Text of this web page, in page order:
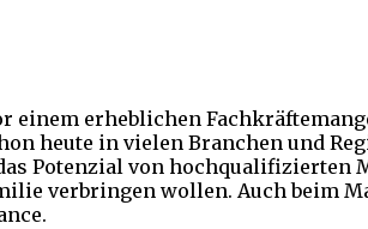
einem erheblichen
heute in vielen Branchen und
Potenzial von hochqualifizierten
verbringen wollen. Auch beim